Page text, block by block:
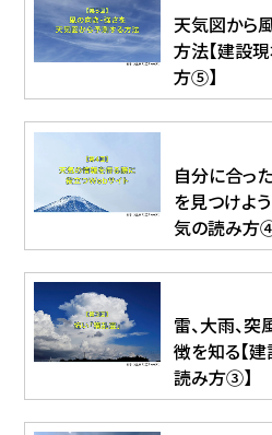
天気図から
方法【建設
方⑤】
自分に合っ
を見つけよ
気の読み方④
雷、大雨、
徴を知る【
読み方③】